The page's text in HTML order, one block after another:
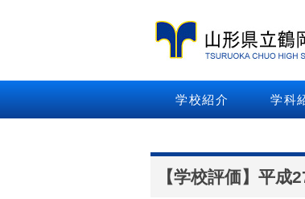
学校紹介 学科
【学校評価】平